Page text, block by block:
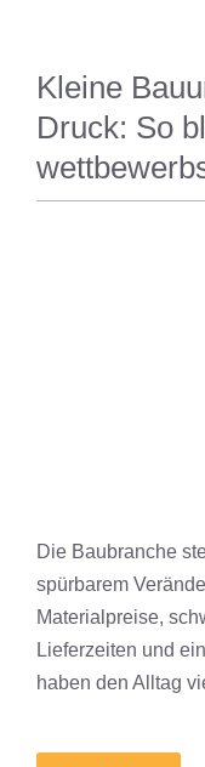
Kleine
Druck: So
Die Baubranche
spürbarem
Materialpreise,
Lieferzeiten und
haben den Alltag